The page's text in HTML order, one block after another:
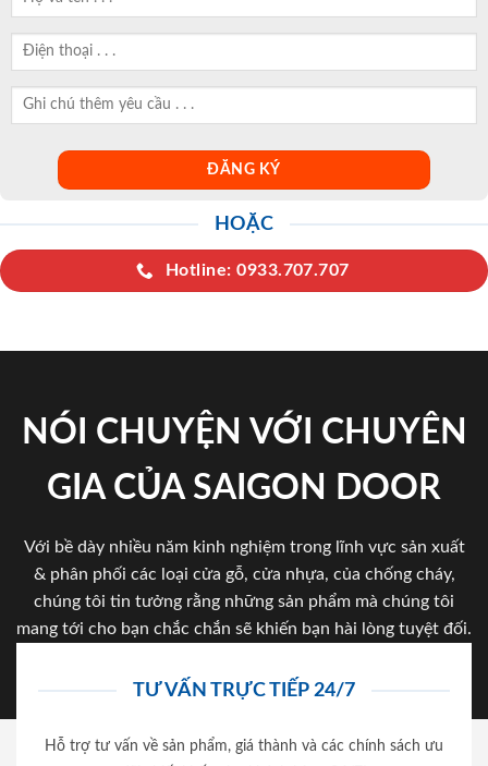
HOẶC
Hotline: 0933.707.707
NÓI CHUYỆN VỚI CHUYÊN
GIA CỦA SAIGON DOOR
Với bề dày nhiều năm kinh nghiệm trong lĩnh vực sản xuất
& phân phối các loại cửa gỗ, cửa nhựa, của chống cháy,
chúng tôi tin tưởng rằng những sản phẩm mà chúng tôi
mang tới cho bạn chắc chắn sẽ khiến bạn hài lòng tuyệt đối.
TƯ VẤN TRỰC TIẾP 24/7
Hỗ trợ tư vấn về sản phẩm, giá thành và các chính sách ưu